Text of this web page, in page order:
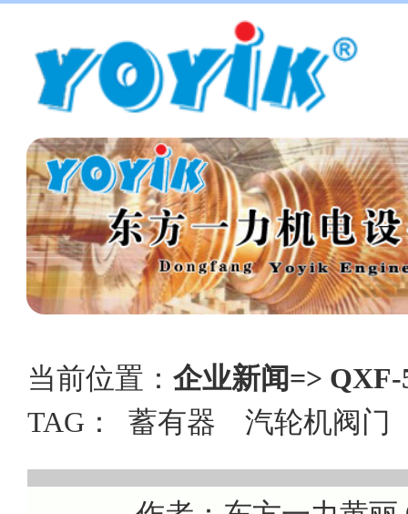
当前位置： 企业新闻=>
TAG： 蓄有器 汽轮机阀门